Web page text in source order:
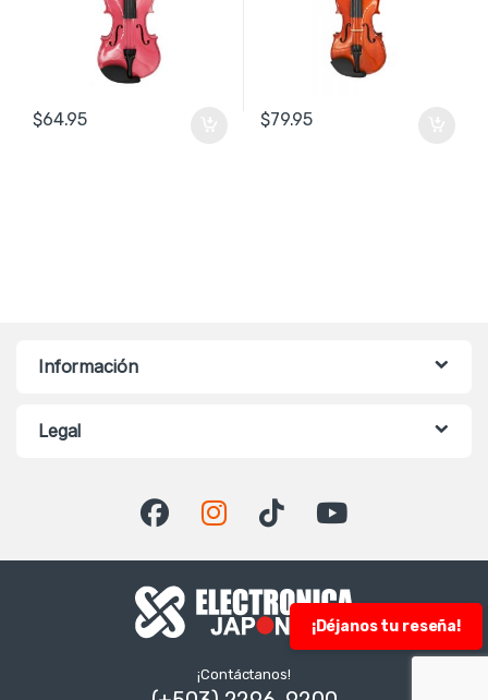
$64.95 $79.95
Información
Legal
¡Déjanos tu reseña!
¡Contáctanos!